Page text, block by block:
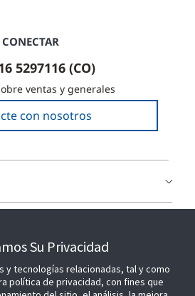
CONECTAR
5297116 (CO)
ventas y generales
con nosotros
Su Privacidad
y tecnologías relacionadas, tal y como
política de privacidad, con fines que